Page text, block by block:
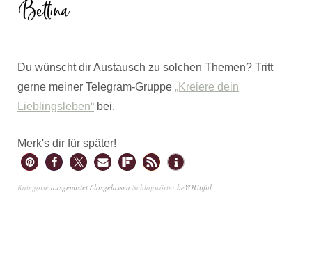
Du wünscht dir Austausch zu solchen Themen? Tritt
gerne meiner Telegram-Gruppe „Kreiere dein
Lieblingsleben“ bei.
Merk's dir für später!
Kategorie ausgemistet / losgelassen SchlagwörterbeYOUtiful